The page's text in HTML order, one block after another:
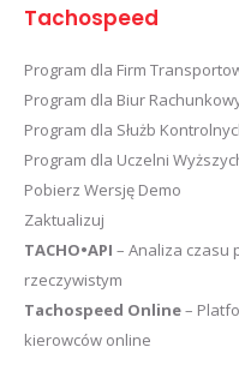
Tachospeed
Program dla Firm
Program dla Biur
Program dla Służb
Program dla Uczelni
Pobierz Wersję Demo
Zaktualizuj
TACHO•API – Analiza czasu
rzeczywistym
Tachospeed Online–
kierowców online